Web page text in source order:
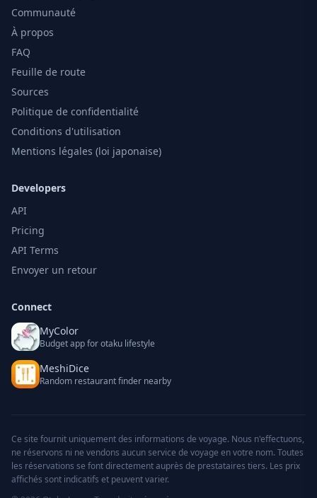
Communauté
À propos
FAQ
Feuille de route
Sources
Politique de confidentialité
Conditions d'utilisation
Mentions légales (loi japonaise)
Developers
API
Pricing
API Terms
Envoyer un retour
Connect
MyColor
Budget app for otaku lifestyle
MeshiDice
Random restaurant finder nearby
Ce site fournit uniquement des informations de voyage. Nous n'effectuons,
ne réservons ni ne vendons aucun service de voyage en votre nom. Toutes
les réservations se font directement auprès de prestataires tiers. Les prix
affichés sont indicatifs et peuvent varier.